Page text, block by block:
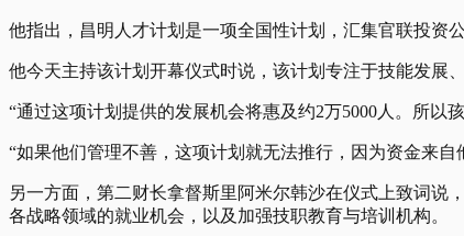
他指出，昌明人才计划是一项全国性计划，汇集官联投资
他今天主持该计划开幕仪式时说，该计划专注于技能发展
“通过这项计划提供的发展机会将惠及约2万5000人。所以
“如果他们管理不善，这项计划就无法推行，因为资金来
另一方面，第二财长拿督斯里阿米尔韩沙在仪式上致词说
各战略领域的就业机会，以及加强技职教育与培训机构。